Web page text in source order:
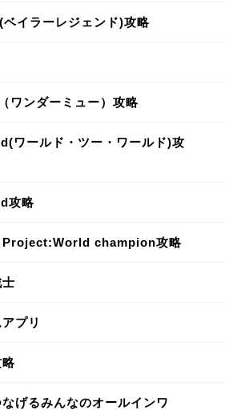
イラーレジェンド)攻略
ワンダーミュー）攻略
ールド・ツー・ワールド)攻
攻略
Project:World champion攻略
プリ
げるみんなのオールインワ